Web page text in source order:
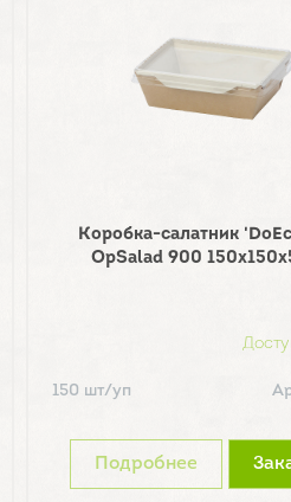
Коробка-салатник
OpSalad 900
150 шт/уп
Подробнее